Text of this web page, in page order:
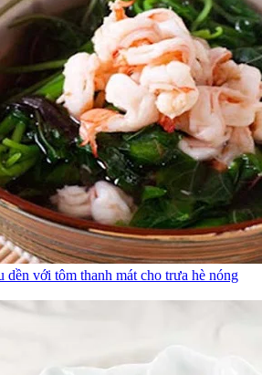
dền với tôm thanh mát cho trưa hè nóng